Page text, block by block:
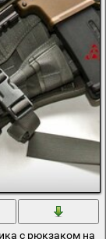
с рюкзаком на